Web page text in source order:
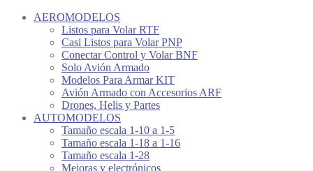
AEROMODELOS
Listos para Volar RTF
Casi Listos para Volar PNP
Conectar Control y Volar BNF
Solo Avión Armado
Modelos Para Armar KIT
Avión Armado con Accesorios ARF
Drones, Helis y Partes
AUTOMODELOS
Tamaño escala 1-10 a 1-5
Tamaño escala 1-18 a 1-16
Tamaño escala 1-28
Mejoras y electrónicos